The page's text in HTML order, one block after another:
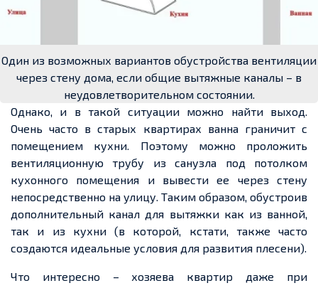
Один из возможных вариантов обустройства вентиляции
через стену дома, если общие вытяжные каналы – в
неудовлетворительном состоянии.
Однако, и в такой ситуации можно найти выход.
Очень часто в старых квартирах ванна граничит с
помещением кухни. Поэтому можно проложить
вентиляционную трубу из санузла под потолком
кухонного помещения и вывести ее через стену
непосредственно на улицу. Таким образом, обустроив
дополнительный канал для вытяжки как из ванной,
так и из кухни (в которой, кстати, также часто
создаются идеальные условия для развития плесени).
Что интересно – хозяева квартир даже при